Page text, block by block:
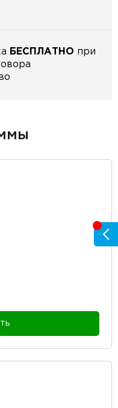
БЕСПЛАТНО при